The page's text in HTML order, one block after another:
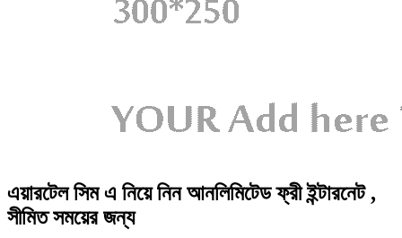
এয়ারটেল সিম এ নিয়ে নিন আনলিমিটেড ফ্রী ইন্টারনেট ,
সীমিত সময়ের জন্য